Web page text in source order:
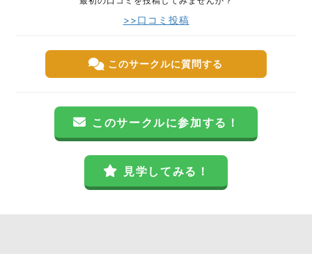
>>口コミ投稿
このサークルに質問する
このサークルに参加する！
見学してみる！